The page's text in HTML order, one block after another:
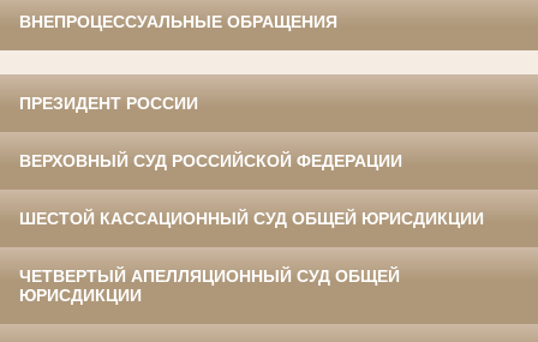
ВНЕПРОЦЕССУАЛЬНЫЕ ОБРАЩЕНИЯ
ПРЕЗИДЕНТ РОССИИ
ВЕРХОВНЫЙ СУД РОССИЙСКОЙ ФЕДЕРАЦИИ
ШЕСТОЙ КАССАЦИОННЫЙ СУД ОБЩЕЙ ЮРИСДИКЦИИ
ЧЕТВЕРТЫЙ АПЕЛЛЯЦИОННЫЙ СУД ОБЩЕЙ
ЮРИСДИКЦИИ